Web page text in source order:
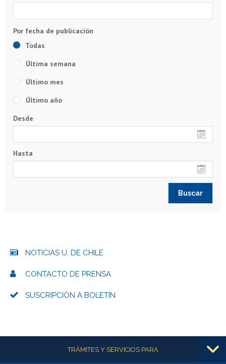
Todas
Última semana
Último mes
Último año
Desde
Hasta
NOTICIAS U. DE CHILE
CONTACTO DE PRENSA
SUSCRIPCIÓN A BOLETÍN
Más informaciónTRÁMITES Y SERVICIOS PARA